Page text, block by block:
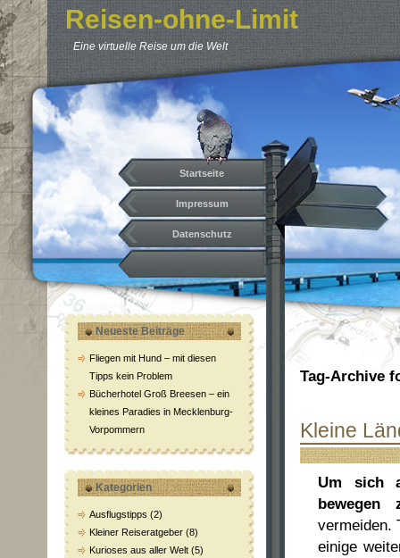
Reisen-ohne-Limit
Eine virtuelle Reise um die Welt
Startseite
Impressum
Datenschutz
Neueste Beiträge
Fliegen mit Hund – mit diesen
Tipps kein Problem
Bücherhotel Groß Breesen – ein
kleines Paradies in Mecklenburg-
Vorpommern
Kategorien
Ausflugstipps (2)
Kleiner Reiseratgeber (8)
Kurioses aus aller Welt (5)
Tag-Archive
Kleine
Um sich
bewegen
vermeiden.
einige